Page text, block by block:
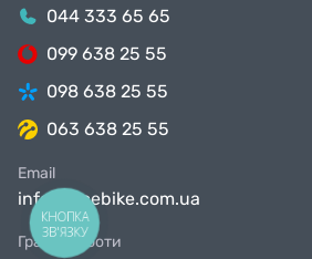
044 333 65 65
099 638 25 55
098 638 25 55
063 638 25 55
Email
info@facebike.com.ua
Графік роботи
КНОПКА
ЗВ'ЯЗКУ